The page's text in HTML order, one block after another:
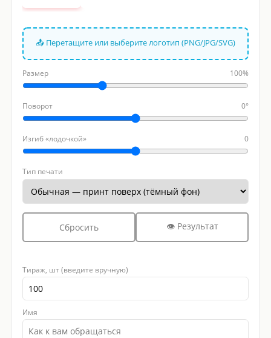
📤 Перетащите или выберите логотип (PNG/JPG/SVG)
Размер 100%
Поворот 0°
Изгиб «лодочкой» 0
Тип печати
Сбросить 👁 Результат
Тираж, шт (введите вручную)
Имя